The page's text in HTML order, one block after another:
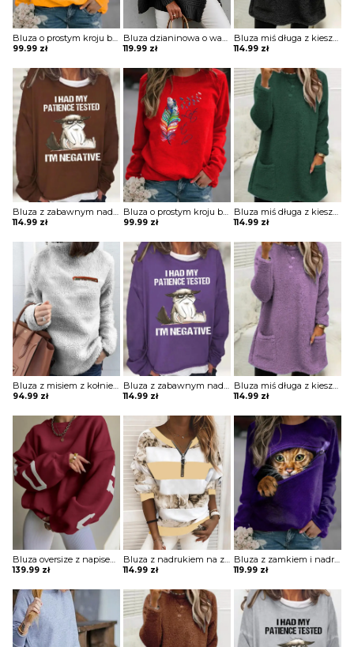
Bluza o prostym kroju bez kaptura z nadrukiem
99.99 zł
Bluza dzianinowa o waflowej strukturze
119.99 zł
Bluza miś długa z kieszeniami
114.99 zł
Bluza z zabawnym nadrukiem
114.99 zł
Bluza o prostym kroju bez kaptura z nadrukiem
99.99 zł
Bluza miś długa z kieszeniami
114.99 zł
Bluza z misiem z kołnierzem z kieszenią na zamek
94.99 zł
Bluza z zabawnym nadrukiem
114.99 zł
Bluza miś długa z kieszeniami
114.99 zł
Bluza oversize z napisem na plecach
139.99 zł
Bluza z nadrukiem na zamek
114.99 zł
Bluza z zamkiem i nadrukiem
119.99 zł